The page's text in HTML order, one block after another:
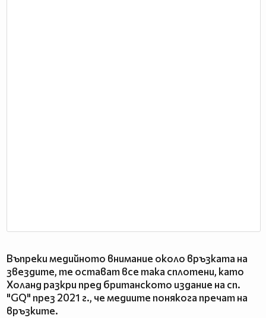
Въпреки медийното внимание около връзката на
звездите, те остават все така сплотени, като
Холанд разкри пред британското издание на сп.
"GQ" през 2021 г., че медиите понякога пречат на
връзките.